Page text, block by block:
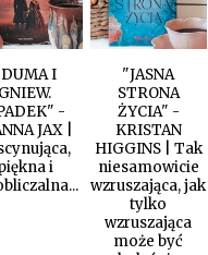
I
GNIEW.
-
JAX |
i
"JASNA
STRONA
ŻYCIA" -
KRISTAN
HIGGINS | Tak
niesamowicie
wzruszająca, jak
tylko
wzruszająca
może być